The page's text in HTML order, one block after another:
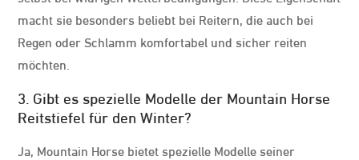
macht sie besonders beliebt bei Reitern, die auch bei
Regen oder Schlamm komfortabel und sicher reiten
möchten.
3. Gibt es spezielle Modelle der Mountain Horse
Reitstiefel für den Winter?
Ja, Mountain Horse bietet spezielle Modelle seiner